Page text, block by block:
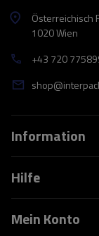
Österreichisch
1020 Wien
+43 720
Information
Hilfe
Mein Konto